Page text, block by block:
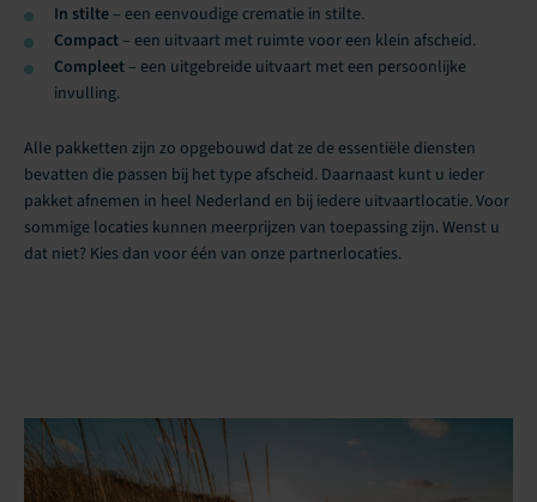
In stilte – een eenvoudige crematie in stilte.
Compact – een uitvaart met ruimte voor een klein afscheid.
Compleet – een uitgebreide uitvaart met een persoonlijke
invulling.
Alle pakketten zijn zo opgebouwd dat ze de essentiële diensten
bevatten die passen bij het type afscheid. Daarnaast kunt u ieder
pakket afnemen in heel Nederland en bij iedere uitvaartlocatie. Voor
sommige locaties kunnen meerprijzen van toepassing zijn. Wenst u
dat niet? Kies dan voor één van onze partnerlocaties.